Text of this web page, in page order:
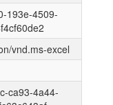
193e-4509-
vnd.ms-excel
ca93-4a44-